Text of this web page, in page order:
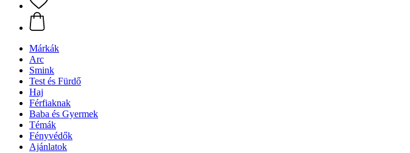
Márkák
Arc
Smink
Test és Fürdő
Haj
Férfiaknak
Baba és Gyermek
Témák
Fényvédők
Ajánlatok